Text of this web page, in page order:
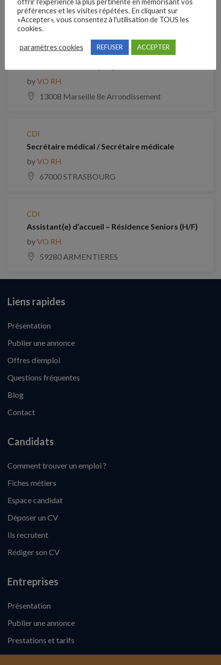
Emplois similaires
CDI
byVO RH
13008 Marseille 8e Arrondissement
CDI
Secrétaire médical / Secrétaire médicale
byVO RH
67000 STRASBOURG
CDI
Assistant(e) d’accueil – Résidence Seniors (H/F)
byVO RH
59280 ARMENTIERES
Liens rapides
Présentation
Publier une annonce
Offres d’emploi
Questions fréquentes
Blog
Contact
Candidats
Comment trouver un emploi ?
Fiches métiers
Espace candidat
Déposer un CV
Ils recrutent
Rédiger son CV
Entreprises
Présentation
Publier une annonce
Prestations et tarifs
offrir l'expérience la plus pertinente en mémorisant vos
préférences et les visites répétées. En cliquant sur
«Accepter», vous consentez à l'utilisation de TOUS les
cookies.
paramètres cookies REFUSER ACCEPTER